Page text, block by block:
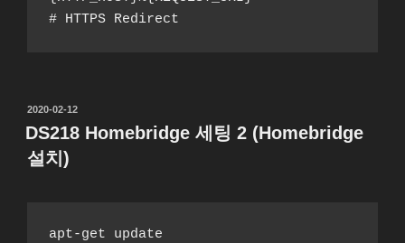
# HTTPS Redirect
작
성
일
자
2020-02-12
DS218 Homebridge 세팅 2 (Homebridge
설치)
apt-get update